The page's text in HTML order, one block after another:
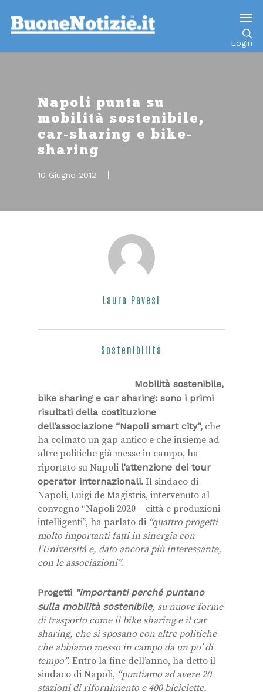
Login
Napoli punta su
mobilità sostenibile,
car-sharing e bike-
sharing
10 Giugno 2012
Laura Pavesi
Sostenibilità
Mobilità sostenibile,
bike sharing e car sharing: sono i primi
risultati della costituzione
dell’associazione “Napoli smart city”, che
ha colmato un gap antico e che insieme ad
altre politiche già messe in campo, ha
riportato su Napoli l’attenzione dei tour
operator internazionali. Il sindaco di
Napoli, Luigi de Magistris, intervenuto al
convegno “Napoli 2020 – città e produzioni
intelligenti”, ha parlato di “quattro progetti
molto importanti fatti in sinergia con
l’Università e, dato ancora più interessante,
con le associazioni”.
Progetti “importanti perché puntano
sulla mobilità sostenibile, su nuove forme
di trasporto come il bike sharing e il car
sharing, che si sposano con altre politiche
che abbiamo messo in campo da un po’ di
tempo”. Entro la fine dell’anno, ha detto il
sindaco di Napoli, “puntiamo ad avere 20
stazioni di rifornimento e 400 biciclette.
Go to mobile version